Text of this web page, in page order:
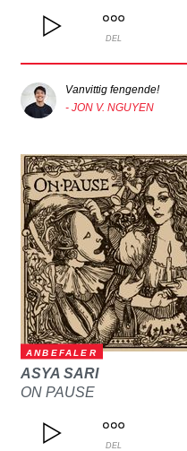
DEL
Vanvittig fengende!
- JON V. NGUYEN
ANBEFALER
ASYA SARI
ON PAUSE
DEL